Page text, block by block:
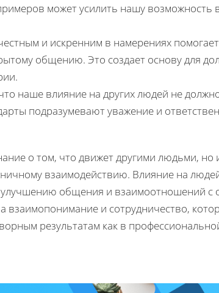
может усилить нашу возможность
и искренним в намерениях
общению. Это создает основу для
наше влияние на других людей не
подразумевают уважение и
о том, что движет другими людьми, но
взаимодействию. Влияние на
улучшению общения и взаимоотношений
взаимопонимание и сотрудничество,
результатам как в